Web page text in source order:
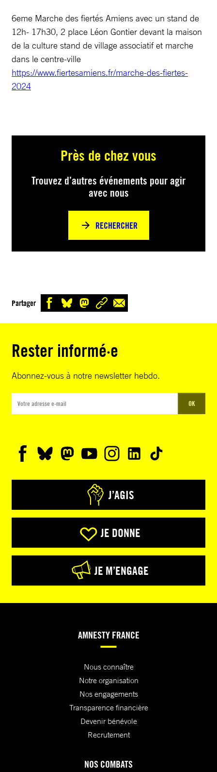
6eme Marche des fiertés Amiens avec un stand de
12h- 17h30, 2 place Léon Gontier devant la maison
de la culture stand de village associatif et marche
dans le centre-ville
https://www.fiertesamiens.fr/marche-des-fiertes-
2024
Près de chez vous
Trouvez d’autres événements pour agir
avec nous
RECHERCHER
Partager
Rester informé·e
Abonnez-vous à notre newsletter hebdo.
OK
J’AGIS
JE DONNE
JE M’ENGAGE
AMNESTY FRANCE
Nous connaître
Notre organisation
Nos engagements
Transparence financière
Devenir bénévole
Recrutement
NOS COMBATS